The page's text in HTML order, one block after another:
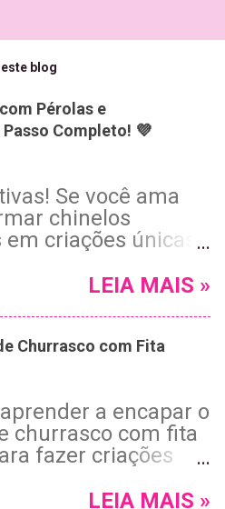
blog
Pérolas e
Completo! 💜
Se você ama
chinelos
criações únicas
de hoje! Neste
Havaianas roxo
invisível e tema
😉 Leia
LEIA MAIS »
Churrasco com Fita
a encapar o
churrasco com fita
fazer criações
bemLEIA MAIS »